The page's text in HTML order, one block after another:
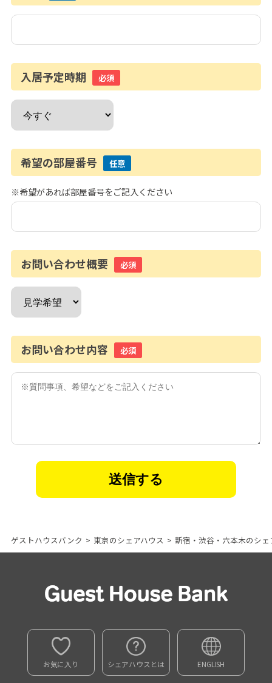
入居予定時期 必須
希望の部屋番号 任意
※希望があれば部屋番号をご記入ください
お問い合わせ概要 必須
お問い合わせ内容 必須
ゲストハウスバンク > 東京のシェアハウス > 新宿・渋谷・六本木のシェ
お気に入り シェアハウスとは ENGLISH